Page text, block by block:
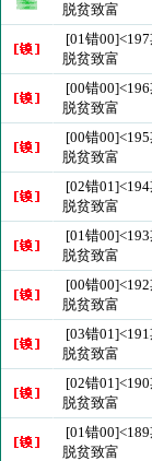
脱贫致富
[01错
脱贫致富
[00错
脱贫致富
[00错
脱贫致富
[02错
脱贫致富
[01错
脱贫致富
[00错
脱贫致富
[03错
脱贫致富
[02错
脱贫致富
[01错
脱贫致富